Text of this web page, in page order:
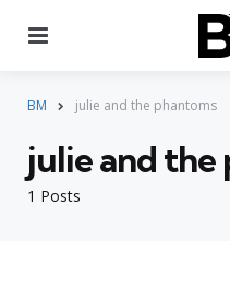
BM julie and the phantoms
1 Posts
julie and the